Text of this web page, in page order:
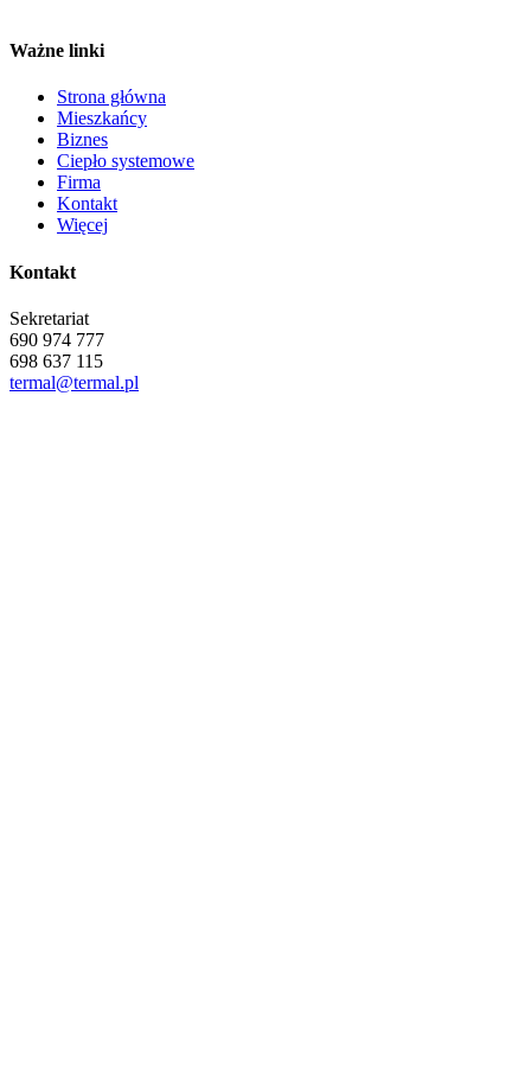
Ważne linki
Strona główna
Mieszkańcy
Biznes
Ciepło systemowe
Firma
Kontakt
Więcej
Kontakt
Sekretariat
690 974 777
698 637 115
termal@termal.pl